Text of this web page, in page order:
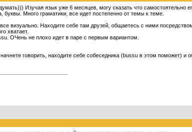
Изучая язык уже 6 месяцев, могу сказать что самостоятельно
Много граматики, все идет постепенно от темы к теме.
визуально. Находите себе там друзей, общаетесь с ними
хватает.
ОЧень не плохо идет в паре с первым вариантом.
говорить, находите себе собеседника (bussu в этом поможет) и